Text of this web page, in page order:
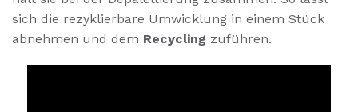
sich die rezyklierbare Umwicklung in einem Stück
abnehmen und dem Recycling zuführen.